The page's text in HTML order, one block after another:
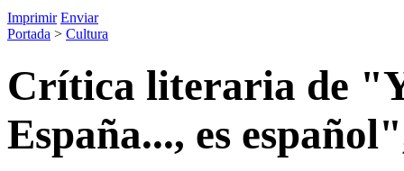
Imprimir Enviar
Portada > Cultura
Crítica literaria de
España..., es